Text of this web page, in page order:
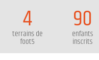
4
terrains de
foot5
90
enfants
inscrits